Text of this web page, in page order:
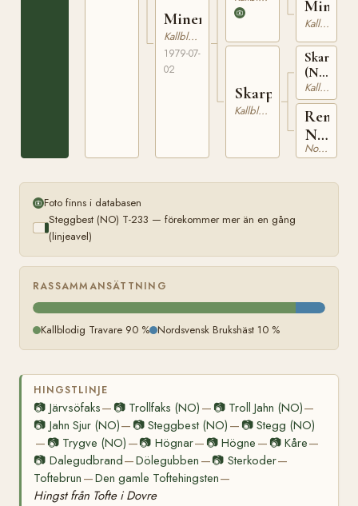
Minerra
Kallblodig Travare
1979-07-
02
Skarprema
Kallblodig Travare
Minni
Kallblodig Travare
(NO)
NT
19
Kallblodig Travare
Remora
NT
136
Nordsvensk Brukshäst
Foto finns i databasen
Steggbest (NO) T-233 — förekommer mer än en gång
(linjeavel)
RASSAMMANSÄTTNING
Kallblodig Travare 90 % Nordsvensk Brukshäst 10 %
HINGSTLINJE
📷 Järvsöfaks— 📷 Trollfaks (NO) — 📷 Troll Jahn (NO)—
📷 Jahn Sjur (NO)— 📷Steggbest (NO) — 📷 Stegg (NO)
— 📷 Trygve (NO) —📷 Högnar— 📷Högne — 📷 Kåre—
📷 Dalegudbrand—Dölegubben —📷 Sterkoder—
Toftebrun —Den gamle Toftehingsten—
Hingst från Tofte i Dovre